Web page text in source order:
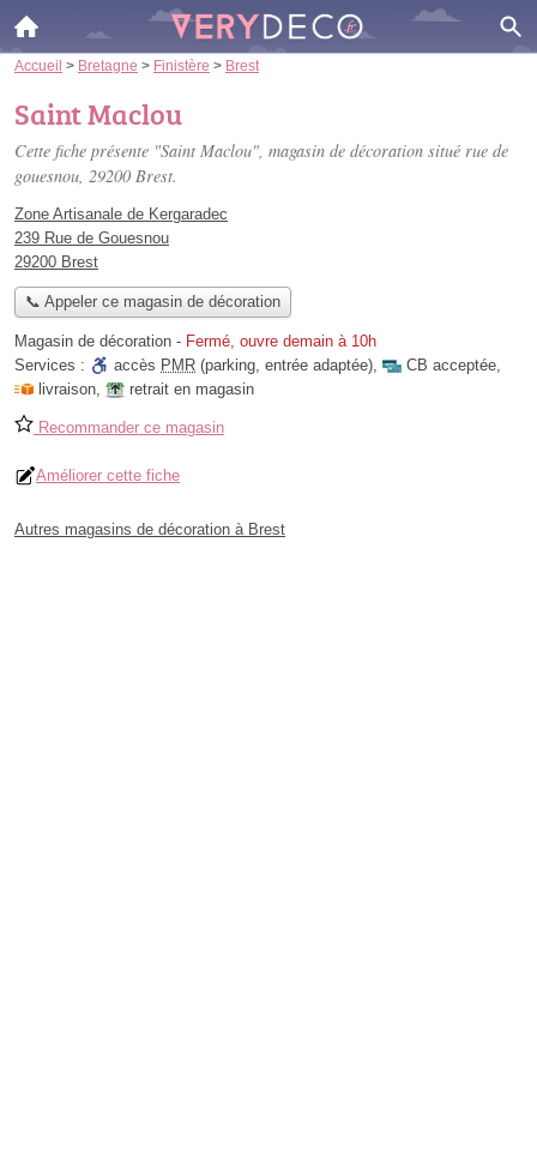
Accueil > Bretagne > Finistère > Brest
Saint Maclou
Cette fiche présente "Saint Maclou", magasin de décoration situé rue de
gouesnou, 29200 Brest.
Zone Artisanale de Kergaradec
239 Rue de Gouesnou
29200 Brest
📞 Appeler ce magasin de décoration
Magasin de décoration - Fermé, ouvre demain à 10h
Services :
accès PMR (parking, entrée adaptée), CB acceptée,
livraison, retrait en magasin
Recommander ce magasin
Améliorer cette fiche
Autres magasins de décoration à Brest